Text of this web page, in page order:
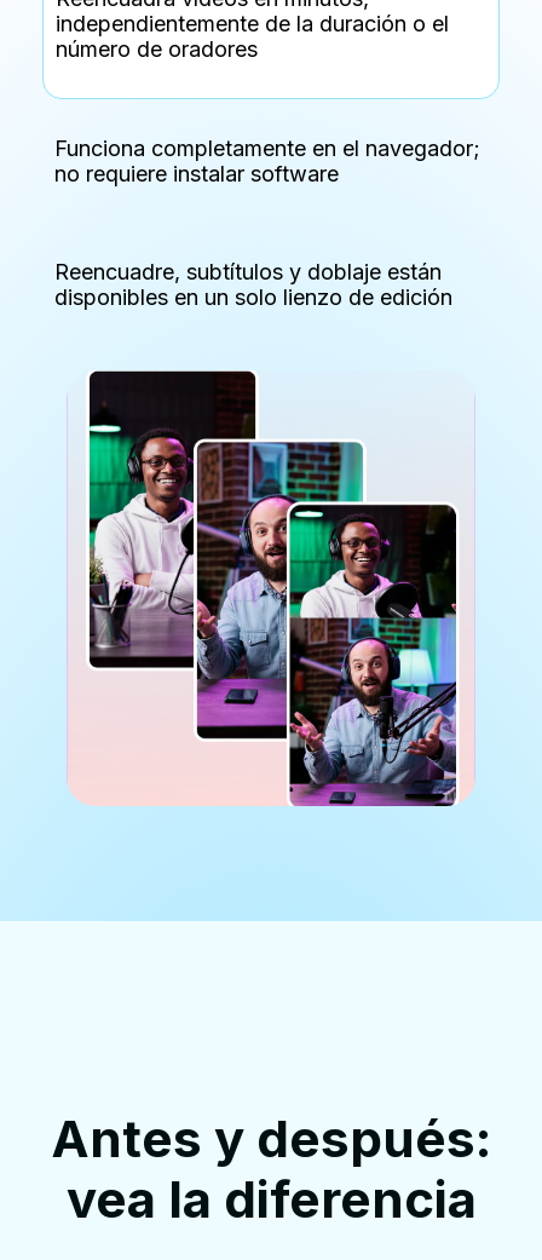
independientemente de la duración o el
número de oradores
Funciona completamente en el navegador;
no requiere instalar software
Reencuadre, subtítulos y doblaje están
disponibles en un solo lienzo de edición
Antes y después:
vea la diferencia